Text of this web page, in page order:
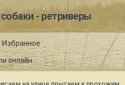
- ретриверы
онлайн
Избранное